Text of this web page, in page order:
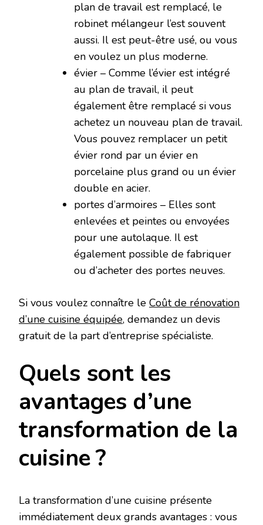
plan de travail est remplacé, le
robinet mélangeur l’est souvent
aussi. Il est peut-être usé, ou vous
en voulez un plus moderne.
évier – Comme l’évier est intégré
au plan de travail, il peut
également être remplacé si vous
achetez un nouveau plan de travail.
Vous pouvez remplacer un petit
évier rond par un évier en
porcelaine plus grand ou un évier
double en acier.
portes d’armoires – Elles sont
enlevées et peintes ou envoyées
pour une autolaque. Il est
également possible de fabriquer
ou d’acheter des portes neuves.
Si vous voulez connaître le Coût de rénovation
d’une cuisine équipée, demandez un devis
gratuit de la part d’entreprise spécialiste.
Quels sont les
avantages d’une
transformation de la
cuisine ?
La transformation d’une cuisine présente
immédiatement deux grands avantages : vous